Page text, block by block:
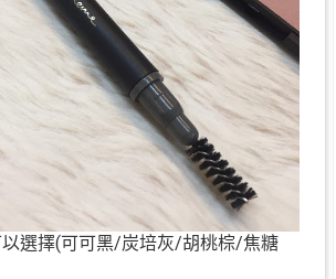
選擇(可可黑/炭培灰/胡桃棕/焦糖